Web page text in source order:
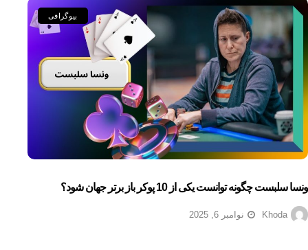
بیوگرافی
ونسا سلبست چگونه توانست یکی از 10 پوکر باز برتر جهان شود؟
Khoda نوامبر 6, 2025